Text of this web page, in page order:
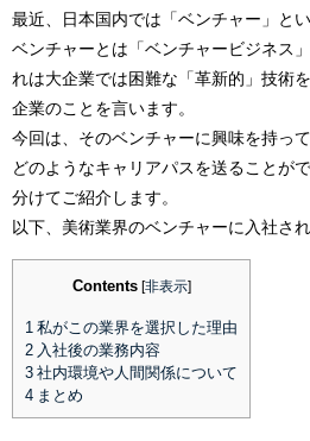
最近、日本国内では「ベンチャー」と
ベンチャーとは「ベンチャービジネス
れは大企業では困難な「革新的」技術
企業のことを言います。
今回は、そのベンチャーに興味を持っ
どのようなキャリアパスを送ることが
分けてご紹介します。
以下、美術業界のベンチャーに入社さ
Contents 非表示]
1 私がこの業界を選択した理由
2 入社後の業務内容
3 社内環境や人間関係について
4 まとめ